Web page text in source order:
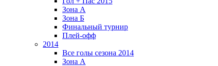
Зона А
Зона Б
Финальный турнир
Плей-офф
2014
Все голы сезона 2014
Зона А